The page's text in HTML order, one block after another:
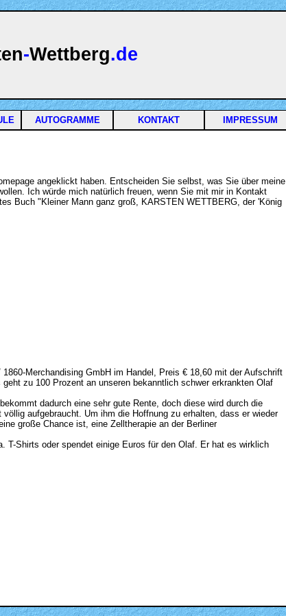
-Wettberg.de
AUTOGRAMME KONTAKT IMPRESSUM
angeklickt haben. Entscheiden Sie selbst, was Sie über meine
Ich würde mich natürlich freuen, wenn Sie mit mir in Kontakt
Buch "Kleiner Mann ganz groß, KARSTEN WETTBERG, der 'König
Merchandising GmbH im Handel, Preis € 18,60 mit der Aufschrift
zu 100 Prozent an unseren bekanntlich schwer erkrankten Olaf
dadurch eine sehr gute Rente, doch diese wird durch die
aufgebraucht. Um ihm die Hoffnung zu erhalten, dass er wieder
große Chance ist, eine Zelltherapie an der Berliner
T-Shirts oder spendet einige Euros für den Olaf. Er hat es wirklich